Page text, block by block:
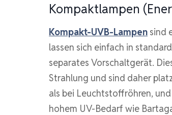
Kompaktlampen
Kompakt-UVB-Lampen sind
lassen sich einfach in
separates Vorschaltgerät.
Strahlung und sind daher
als bei Leuchtstoffröhren,
hohem UV-Bedarf wie